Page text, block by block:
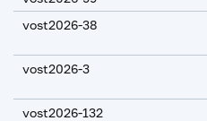
vost2026-38
vost2026-3
vost2026-132